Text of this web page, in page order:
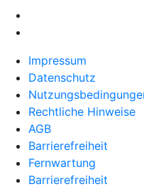
Impressum
Datenschutz
Rechtliche Hinweise
AGB
Barrierefreiheit
Fernwartung
Barrierefreiheit